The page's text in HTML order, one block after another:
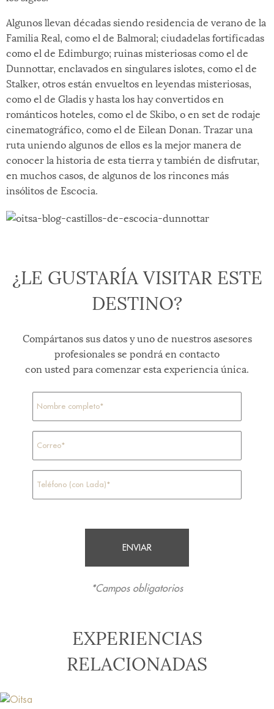
Algunos llevan décadas siendo residencia de verano de la
Familia Real, como el de Balmoral; ciudadelas fortificadas
como el de Edimburgo; ruinas misteriosas como el de
Dunnottar, enclavados en singulares islotes, como el de
Stalker, otros están envueltos en leyendas misteriosas,
como el de Gladis y hasta los hay convertidos en
románticos hoteles, como el de Skibo, o en set de rodaje
cinematográfico, como el de Eilean Donan. Trazar una
ruta uniendo algunos de ellos es la mejor manera de
conocer la historia de esta tierra y también de disfrutar,
en muchos casos, de algunos de los rincones más
insólitos de Escocia.
¿LE GUSTARÍA VISITAR ESTE
DESTINO?
Compártanos sus datos y uno de nuestros asesores
profesionales se pondrá en contacto
con usted para comenzar esta experiencia única.
*Campos obligatorios
EXPERIENCIAS
RELACIONADAS